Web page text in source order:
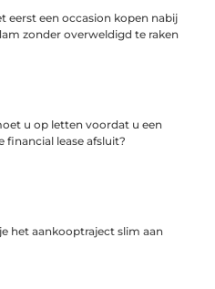
eerst een occasion kopen nabij
zonder overweldigd te raken
u op letten voordat u een
financial lease afsluit?
het aankooptraject slim aan